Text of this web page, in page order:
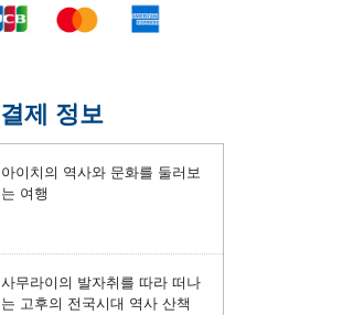
결제 정보
아이치의 역사와 문화를 둘러보
는 여행
사무라이의 발자취를 따라 떠나
는 고후의 전국시대 역사 산책